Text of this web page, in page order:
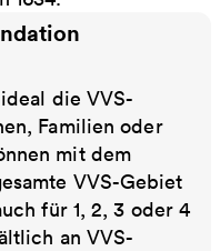
die VVS-
Familien oder
mit dem
VVS-Gebiet
für 1, 2, 3 oder 4
an VVS-